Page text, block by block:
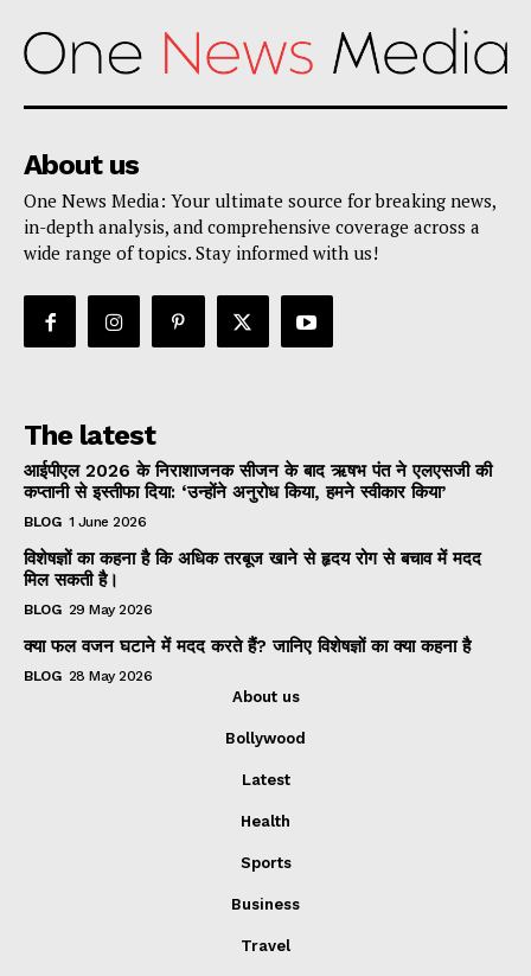
About us
One News Media: Your ultimate source for breaking news,
in-depth analysis, and comprehensive coverage across a
wide range of topics. Stay informed with us!
The latest
आईपीएल 2026 के निराशाजनक सीजन के बाद ऋषभ पंत ने एलएसजी की
कप्तानी से इस्तीफा दिया: ‘उन्होंने अनुरोध किया, हमने स्वीकार किया’
BLOG 1 June 2026
विशेषज्ञों का कहना है कि अधिक तरबूज खाने से हृदय रोग से बचाव में मदद
मिल सकती है।
BLOG 29 May 2026
क्या फल वजन घटाने में मदद करते हैं? जानिए विशेषज्ञों का क्या कहना है
BLOG 28 May 2026
About us
Bollywood
Latest
Health
Sports
Business
Travel